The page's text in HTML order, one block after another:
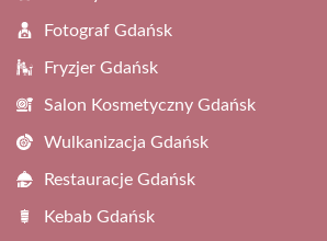
Fotograf Gdańsk
Fryzjer Gdańsk
Salon Kosmetyczny Gdańsk
Wulkanizacja Gdańsk
Restauracje Gdańsk
Kebab Gdańsk